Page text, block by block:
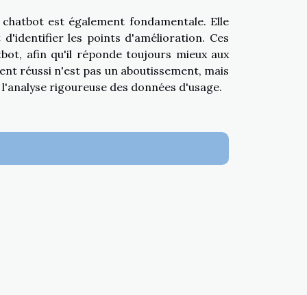
est également fondamentale. Elle
les points d'amélioration. Ces
afin qu'il réponde toujours mieux aux
réussi n'est pas un aboutissement, mais
rigoureuse des données d'usage.